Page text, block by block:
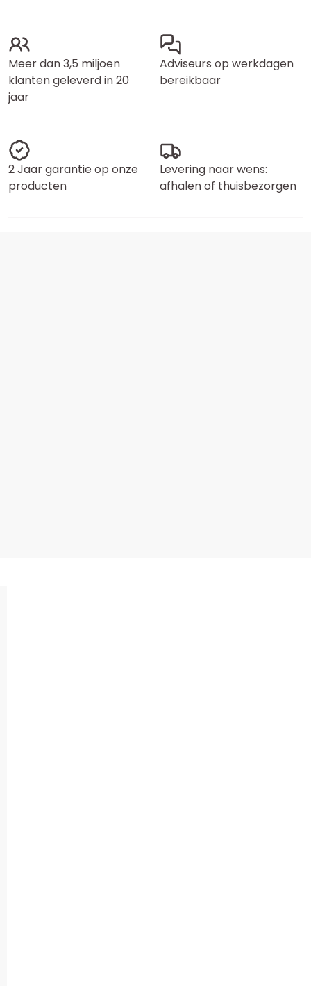
Meer dan 3,5 miljoen
klanten geleverd in 20
jaar
Adviseurs op werkdagen
bereikbaar
2 Jaar garantie op onze
producten
Levering naar wens:
afhalen of thuisbezorgen